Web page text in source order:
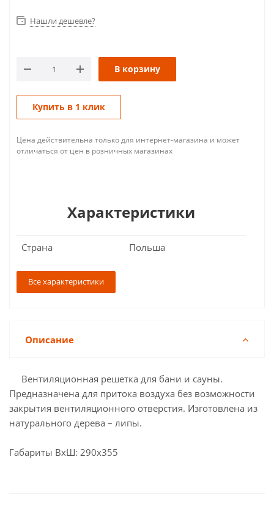
Нашли дешевле?
В корзину
Купить в 1 клик
Цена действительна только для интернет-магазина и может
отличаться от цен в розничных магазинах
Характеристики
Страна Польша
Все характеристики
Описание
Вентиляционная решетка для бани и сауны.
Предназначена для притока воздуха без возможности
закрытия вентиляционного отверстия. Изготовлена из
натурального дерева – липы.
Габариты ВхШ: 290х355